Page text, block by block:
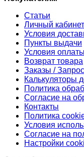
Статьи
Личный кабинет
Условия
Пункты выдачи
Условия оплаты
Возврат товара
Заказы /
Калькуляторы
Политика
Согласие на
Контакты
Политика
Условия
Согласие на
Настройки